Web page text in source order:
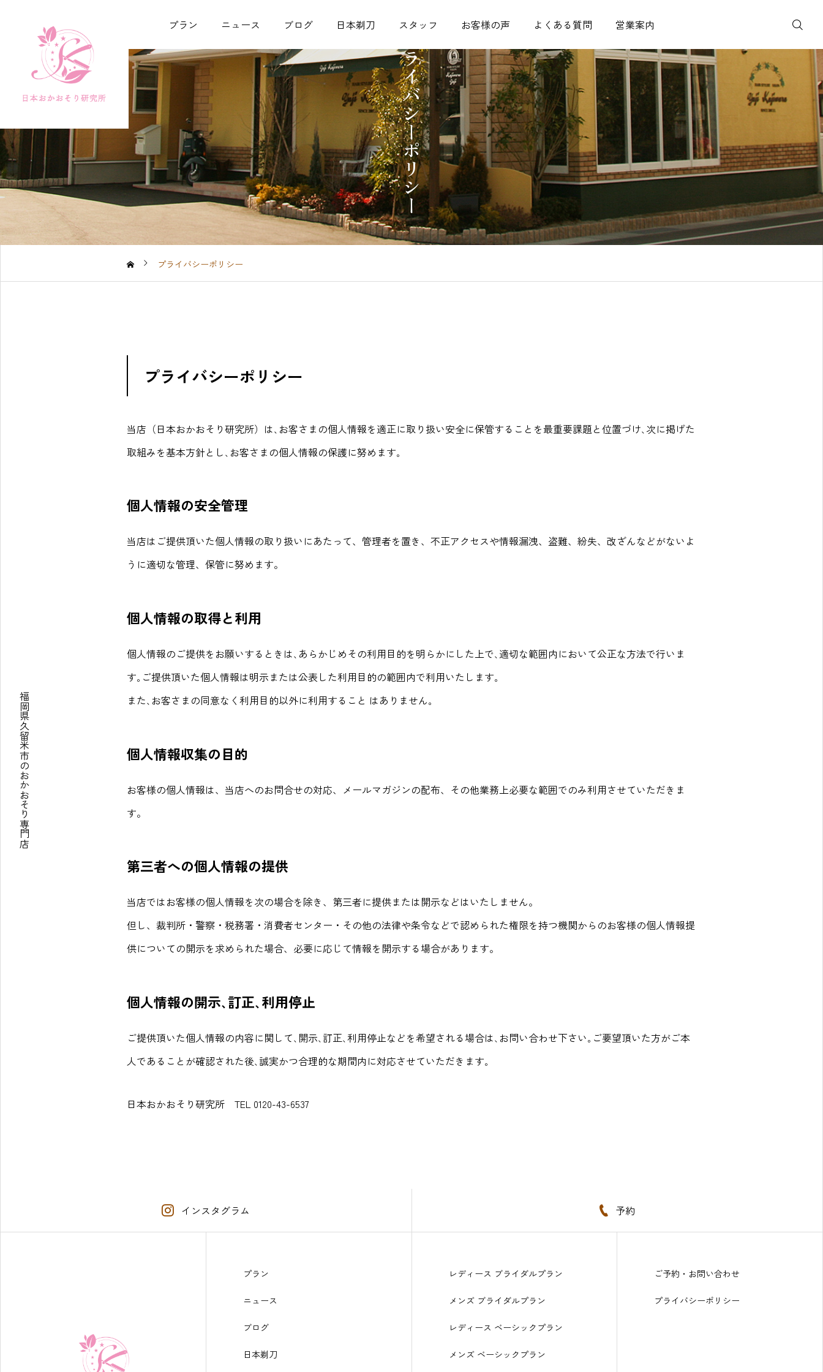
プラン ニュース ブログ 日本剃刀 スタッフ お客様の声 よくある質問 営業案内
福岡県久留米市のおかおそり専門店
Instagram
CONTACT
プライバシーポリシー
プライバシーポリシー
プライバシーポリシー
当店（日本おかおそり研究所）は､お客さまの個人情報を適正に取り扱い安全に保管することを最重要課題と位置づけ､次に掲げた
取組みを基本方針とし､お客さまの個人情報の保護に努めます｡
個人情報の安全管理
当店はご提供頂いた個人情報の取り扱いにあたって、管理者を置き、不正アクセスや情報漏洩、盗難、紛失、改ざんなどがないよ
うに適切な管理、保管に努めます。
個人情報の取得と利用
個人情報のご提供をお願いするときは､あらかじめその利用目的を明らかにした上で､適切な範囲内において公正な方法で行いま
す｡ご提供頂いた個人情報は明示または公表した利用目的の範囲内で利用いたします｡
また､お客さまの同意なく利用目的以外に利用すること はありません｡
個人情報収集の目的
お客様の個人情報は、当店へのお問合せの対応、メールマガジンの配布、その他業務上必要な範囲でのみ利用させていただきま
す。
第三者への個人情報の提供
当店ではお客様の個人情報を次の場合を除き、第三者に提供または開示などはいたしません。
但し、裁判所・警察・税務署・消費者センター・その他の法律や条令などで認められた権限を持つ機関からのお客様の個人情報提
供についての開示を求められた場合、必要に応じて情報を開示する場合があります。
個人情報の開示､訂正､利用停止
ご提供頂いた個人情報の内容に関して､開示､訂正､利用停止などを希望される場合は､お問い合わせ下さい｡ご要望頂いた方がご本
人であることが確認された後､誠実かつ合理的な期間内に対応させていただきます｡
日本おかおそり研究所 TEL 0120-43-6537
インスタグラム 予約
プラン
ニュース
ブログ
日本剃刀
レディース ブライダルプラン
メンズ ブライダルプラン
レディース ベーシックプラン
メンズ ベーシックプラン
ご予約・お問い合わせ
プライバシーポリシー